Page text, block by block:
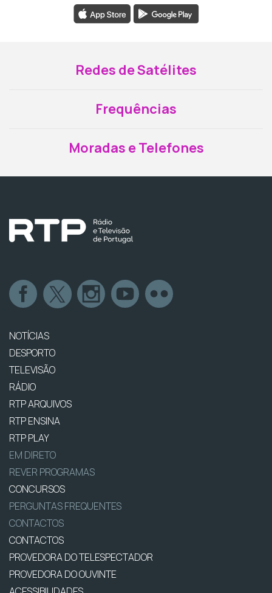
Redes de Satélites
Frequências
Moradas e Telefones
NOTÍCIAS
DESPORTO
TELEVISÃO
RÁDIO
RTP ARQUIVOS
RTP ENSINA
RTP PLAY
EM DIRETO
REVER PROGRAMAS
CONCURSOS
PERGUNTAS FREQUENTES
CONTACTOS
CONTACTOS
PROVEDORA DO TELESPECTADOR
PROVEDORA DO OUVINTE